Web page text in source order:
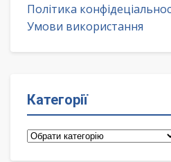
Політика
Умови використання
Категорії
Категорії